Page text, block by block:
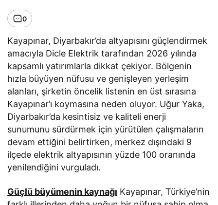
0
Kayapınar, Diyarbakır’da altyapısını güçlendirmek
amacıyla Dicle Elektrik tarafından 2026 yılında
kapsamlı yatırımlarla dikkat çekiyor. Bölgenin
hızla büyüyen nüfusu ve genişleyen yerleşim
alanları, şirketin öncelik listenin en üst sırasına
Kayapınar’ı koymasına neden oluyor. Uğur Yaka,
Diyarbakır’da kesintisiz ve kaliteli enerji
sunumunu sürdürmek için yürütülen çalışmaların
devam ettiğini belirtirken, merkez dışındaki 9
ilçede elektrik altyapısının yüzde 100 oranında
yenilendiğini vurguladı.
Güçlü büyümenin kaynağı Kayapınar, Türkiye’nin